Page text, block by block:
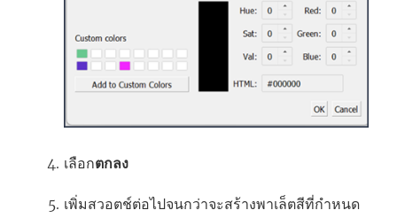
เลือกตกลง
เพิ่มสวอตช์ต่อไปจนกว่าจะสร้างพาเล็ตสีที่กําหนด